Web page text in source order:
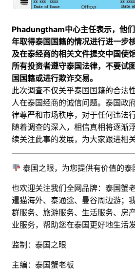
Phadungtham中心主任表示，他
年取得泰国国籍的情况进行进一步
及在泰经商的相关文件提交中国使
所有投资者遵守泰国法律，不要试
国国籍或进行欺诈交易。
此次调查不仅关乎泰国国籍的合法
人在泰国经商的诚信问题。泰国政
律尊严和市场秩序，对于任何违法
随着调查的深入，相信真相将逐渐
续关注此事的发展，为大家跟进相关
泰国之眼，为您提供有价值的泰
也欢迎关注我们全网品牌：泰国蟹
暹猫海外、泰通途、曼谷周边游；
群服务、旅游服务、生活服务、房
业服务，帮助您在泰国更好地生活发
监制：泰国之眼
主编：泰国蟹老板